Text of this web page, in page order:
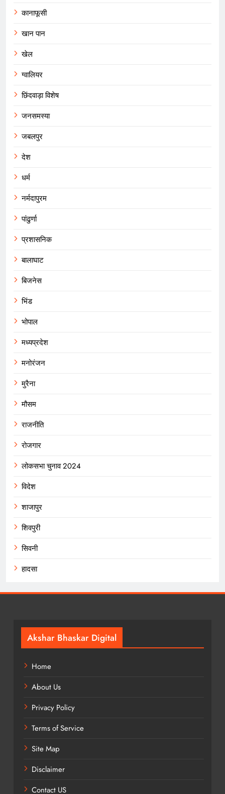
कानाफूसी
खान पान
खेल
ग्वालियर
छिंदवाड़ा विशेष
जनसमस्या
जबलपुर
देश
धर्म
नर्मदापुरम
पांढुर्णा
प्रशासनिक
बालाघाट
बिजनेस
भिंड
भोपाल
मध्यप्रदेश
मनोरंजन
मुरैना
मौसम
राजनीति
रोजगार
लोकसभा चुनाव 2024
विदेश
शाजापुर
शिवपुरी
सिवनी
हादसा
Akshar Bhaskar Digital
Home
About Us
Privacy Policy
Terms of Service
Site Map
Disclaimer
Contact US